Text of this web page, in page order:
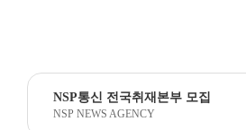
NSP통신 전국취재본부 모집
NSP NEWS AGENCY